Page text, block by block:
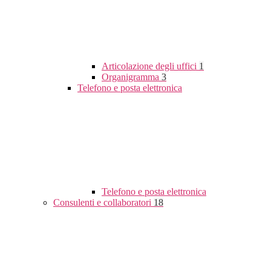
Articolazione degli uffici 1
Organigramma 3
Telefono e posta elettronica
Telefono e posta elettronica
Consulenti e collaboratori 18